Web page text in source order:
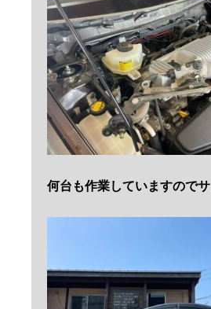
何台も作業していますのでサ